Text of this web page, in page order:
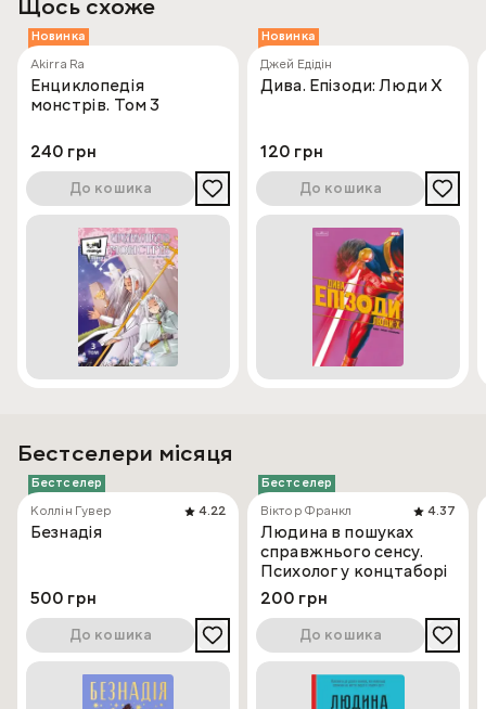
Щось схоже
Новинка
Akirra Ra
Енциклопедія
монстрів. Том 3
240 грн
До кошика
Новинка
Джей Едідін
Дива. Епізоди: Люди Х
120 грн
До кошика
Бестселери місяця
Бестселер
Коллін Гувер
4.22
Безнадія
500 грн
До кошика
Бестселер
Віктор Франкл
4.37
Людина в пошуках
справжнього сенсу.
Психолог у концтаборі
200 грн
До кошика